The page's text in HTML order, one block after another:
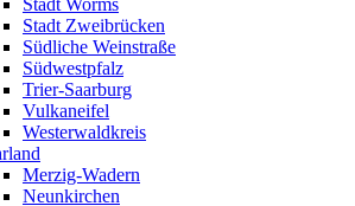
Stadt Worms
Stadt Zweibrücken
Südliche Weinstraße
Südwestpfalz
Trier-Saarburg
Vulkaneifel
Westerwaldkreis
Merzig-Wadern
Neunkirchen